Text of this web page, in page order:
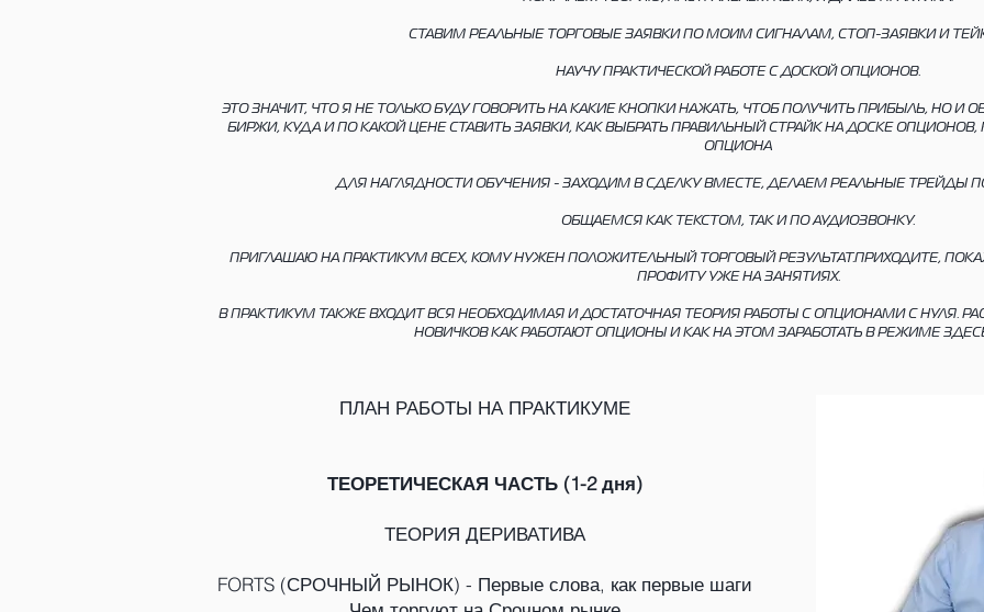
СТАВИМ РЕАЛЬНЫЕ ТОРГОВЫЕ ЗАЯВКИ ПО МОИМ СИГНАЛАМ, СТОП-ЗАЯВКИ И
НАУЧУ ПРАКТИЧЕСКОЙ РАБОТЕ С ДОСКОЙ ОПЦИОНОВ.
ЭТО ЗНАЧИТ, ЧТО Я НЕ ТОЛЬКО БУДУ ГОВОРИТЬ НА КАКИЕ КНОПКИ НАЖАТЬ, ЧТОБ ПОЛУЧИТЬ ПРИБЫЛЬ, НО И
БИРЖИ, КУДА И ПО КАКОЙ ЦЕНЕ СТАВИТЬ ЗАЯВКИ, КАК ВЫБРАТЬ ПРАВИЛЬНЫЙ СТРАЙК НА ДОСКЕ
ОПЦИОНА
ДЛЯ НАГЛЯДНОСТИ ОБУЧЕНИЯ - ЗАХОДИМ В СДЕЛКУ ВМЕСТЕ, ДЕЛАЕМ РЕАЛЬНЫЕ ТРЕЙДЫ
ОБЩАЕМСЯ КАК ТЕКСТОМ, ТАК И ПО АУДИОЗВОНКУ.
ПРИГЛАШАЮ НА ПРАКТИКУМ ВСЕХ, КОМУ НУЖЕН ПОЛОЖИТЕЛЬНЫЙ ТОРГОВЫЙ РЕЗУЛЬТАТ.ПРИХОДИТЕ,
ПРОФИТУ УЖЕ НА ЗАНЯТИЯХ.
В ПРАКТИКУМ ТАКЖЕ ВХОДИТ ВСЯ НЕОБХОДИМАЯ И ДОСТАТОЧНАЯ ТЕОРИЯ РАБОТЫ С ОПЦИОНАМИ С НУЛЯ.
НОВИЧКОВ КАК РАБОТАЮТ ОПЦИОНЫ И КАК НА ЭТОМ ЗАРАБОТАТЬ В РЕЖИМЕ
ПЛАН РАБОТЫ НА ПРАКТИКУМЕ
ТЕОРЕТИЧЕСКАЯ ЧАСТЬ (1-2 дня)
ТЕОРИЯ ДЕРИВАТИВА
FORTS (СРОЧНЫЙ РЫНОК) - Первые слова, как первые шаги